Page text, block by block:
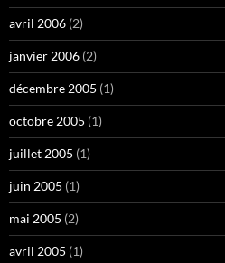
avril 2006 (2)
janvier 2006 (2)
décembre 2005 (1)
octobre 2005 (1)
juillet 2005 (1)
juin 2005 (1)
mai 2005 (2)
avril 2005 (1)